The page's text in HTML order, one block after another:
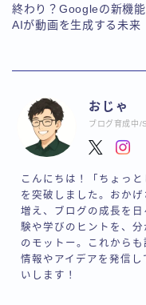
終わり？Googleの新機
AIが動画を生成する未来
おじゃ
ブログ育成中/
こんにちは！「ちょっ
を突破しました。おか
増え、ブログの成長を
験や学びのヒントを、
のモットー。これから
情報やアイデアを発信
いします！